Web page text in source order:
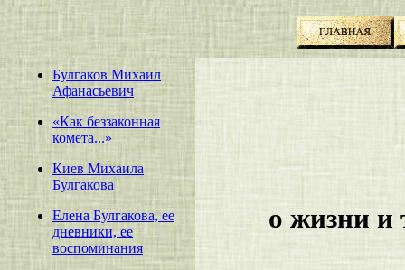
Булгаков Михаил
Афанасьевич
«Как беззаконная
комета...»
Киев Михаила
Булгакова
Елена Булгакова, ее
дневники, ее
воспоминания
о жизни и